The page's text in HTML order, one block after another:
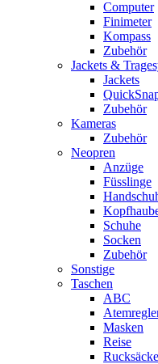
Computer
Finimeter
Kompass
Zubehör
Jackets &
Jackets
Zubehör
Kameras
Zubehör
Neopren
Anzüge
Füsslinge
Schuhe
Socken
Zubehör
Sonstige
Taschen
ABC
Masken
Reise
Rucksäcke